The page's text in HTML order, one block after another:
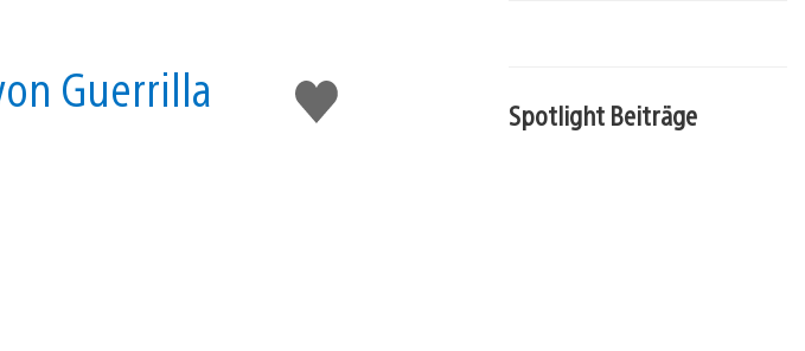
Gefällt
mir
Guerrilla
Spotlight Beiträge